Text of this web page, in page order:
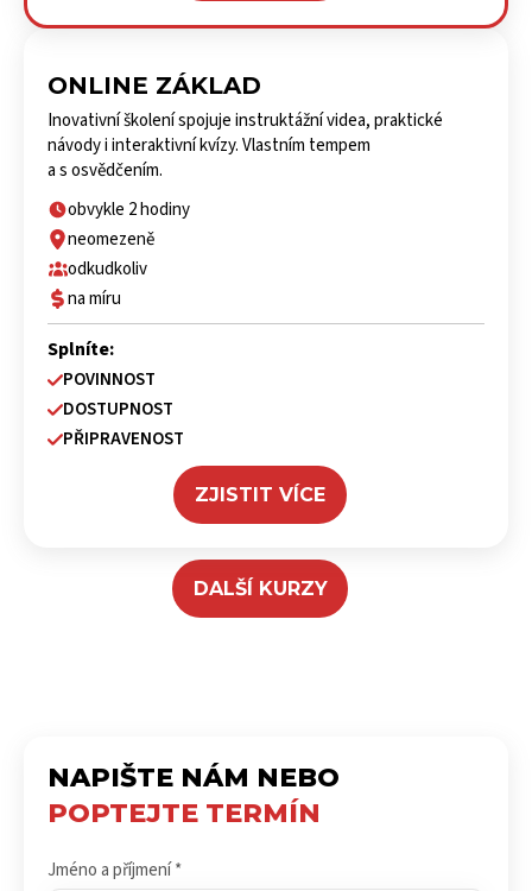
ONLINE ZÁKLAD
Inovativní školení spojuje instruktážní videa, praktické
návody i interaktivní kvízy. Vlastním tempem
a s osvědčením.
obvykle 2 hodiny
neomezeně
odkudkoliv
na míru
Splníte:
POVINNOST
DOSTUPNOST
PŘIPRAVENOST
ZJISTIT VÍCE
DALŠÍ KURZY
NAPIŠTE NÁM NEBO
POPTEJTE TERMÍN
Jméno a příjmení *